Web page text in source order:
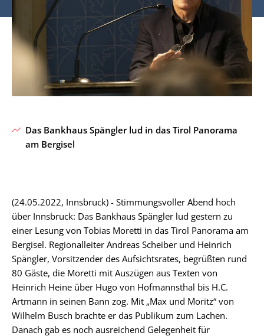
Das Bankhaus Spängler lud in das Tirol Panorama
am Bergisel
(24.05.2022, Innsbruck) - Stimmungsvoller Abend hoch
über Innsbruck: Das Bankhaus Spängler lud gestern zu
einer Lesung von Tobias Moretti in das Tirol Panorama am
Bergisel. Regionalleiter Andreas Scheiber und Heinrich
Spängler, Vorsitzender des Aufsichtsrates, begrüßten rund
80 Gäste, die Moretti mit Auszügen aus Texten von
Heinrich Heine über Hugo von Hofmannsthal bis H.C.
Artmann in seinen Bann zog. Mit „Max und Moritz“ von
Wilhelm Busch brachte er das Publikum zum Lachen.
Danach gab es noch ausreichend Gelegenheit für